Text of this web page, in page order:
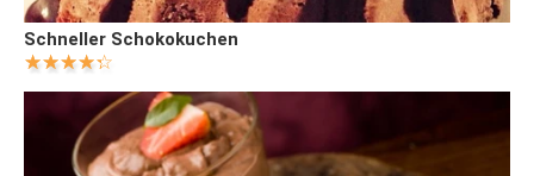
Schneller Schokokuchen